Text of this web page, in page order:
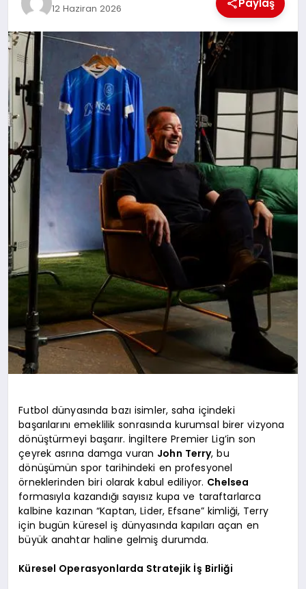
12 Haziran 2026 Paylaş
Futbol dünyasında bazı isimler, saha içindeki
başarılarını emeklilik sonrasında kurumsal birer vizyona
dönüştürmeyi başarır. İngiltere Premier Lig’in son
çeyrek asrına damga vuran John Terry, bu
dönüşümün spor tarihindeki en profesyonel
örneklerinden biri olarak kabul ediliyor. Chelsea
formasıyla kazandığı sayısız kupa ve taraftarlarca
kalbine kazınan “Kaptan, Lider, Efsane” kimliği, Terry
için bugün küresel iş dünyasında kapıları açan en
büyük anahtar haline gelmiş durumda.
Küresel Operasyonlarda Stratejik İş Birliği